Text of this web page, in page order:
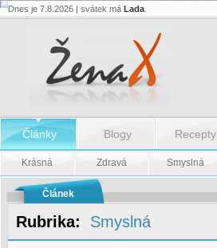
Když
pravda
horší
Dnes je 7.8.2026 | svátek má Lada
Články Blogy Recepty
Krásná Zdravá Smyslná
Článek
Rubrika: Smyslná